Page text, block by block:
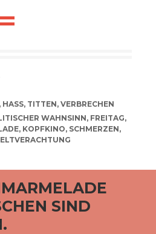
, HASS, TITTEN, VERBRECHEN
WAHNSINN, FREITAG,
, KOPFKINO, SCHMERZEN,
SIND